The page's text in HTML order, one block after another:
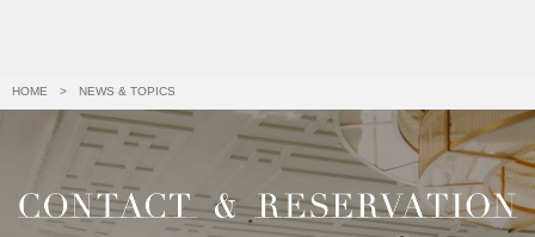
HOME > NEWS & TOPICS